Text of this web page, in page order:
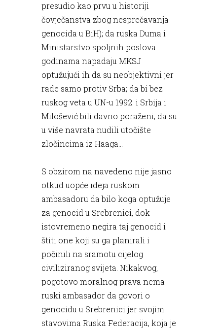
presudio kao prvu u historiji
čovječanstva zbog nesprečavanja
genocida u BiH); da ruska Duma i
Ministarstvo spoljnih poslova
godinama napadaju MKSJ
optužujući ih da su neobjektivni jer
rade samo protiv Srba; da bi bez
ruskog veta u UN-u 1992. i Srbija i
Milošević bili davno poraženi; da su
u više navrata nudili utočište
zločincima iz Haaga...
S obzirom na navedeno nije jasno
otkud uopće ideja ruskom
ambasadoru da bilo koga optužuje
za genocid u Srebrenici, dok
istovremeno negira taj genocid i
štiti one koji su ga planirali i
počinili na sramotu cijelog
civiliziranog svijeta. Nikakvog,
pogotovo moralnog prava nema
ruski ambasador da govori o
genocidu u Srebrenici jer svojim
stavovima Ruska Federacija, koja je